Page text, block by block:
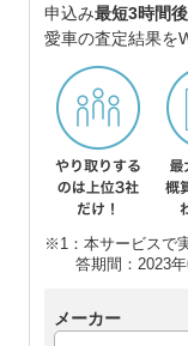
申込み最短3時間後
愛車の査定結果を
※1：本サービスで
答期間：2023年
メーカー